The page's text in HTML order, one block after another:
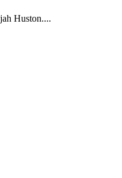
Huston....